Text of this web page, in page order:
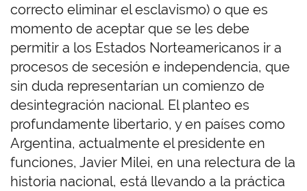
correcto eliminar el esclavismo) o que es
momento de aceptar que se les debe
permitir a los Estados Norteamericanos ir a
procesos de secesión e independencia, que
sin duda representarían un comienzo de
desintegración nacional. El planteo es
profundamente libertario, y en países como
Argentina, actualmente el presidente en
funciones, Javier Milei, en una relectura de la
historia nacional, está llevando a la práctica